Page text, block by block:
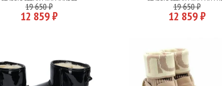
19 650 ₽
12 859 ₽
19 650 ₽
12 859 ₽